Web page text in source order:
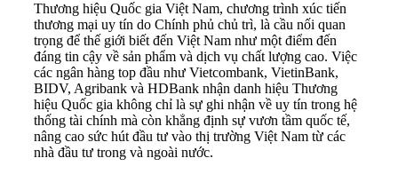
Thương hiệu Quốc gia Việt Nam, chương trình xúc tiến
thương mại uy tín do Chính phủ chủ trì, là cầu nối quan
trọng để thế giới biết đến Việt Nam như một điểm đến
đáng tin cậy về sản phẩm và dịch vụ chất lượng cao. Việc
các ngân hàng top đầu như Vietcombank, VietinBank,
BIDV, Agribank và HDBank nhận danh hiệu Thương
hiệu Quốc gia không chỉ là sự ghi nhận về uy tín trong hệ
thống tài chính mà còn khẳng định sự vươn tầm quốc tế,
nâng cao sức hút đầu tư vào thị trường Việt Nam từ các
nhà đầu tư trong và ngoài nước.